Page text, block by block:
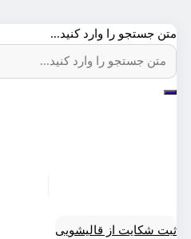
متن جستجو را وارد کنید...
ثبت شکایت از قالیشویی